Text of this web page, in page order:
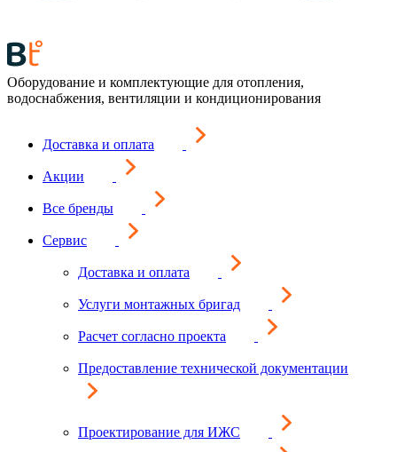
Оборудование и комплектующие для отопления,
водоснабжения, вентиляции и кондиционирования
Доставка и оплата
Акции
Все бренды
Сервис
Доставка и оплата
Услуги монтажных бригад
Расчет согласно проекта
Предоставление технической документации
Проектирование для ИЖС